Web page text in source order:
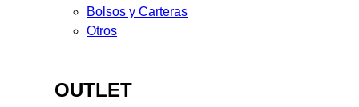
Bolsos y Carteras
Otros
OUTLET